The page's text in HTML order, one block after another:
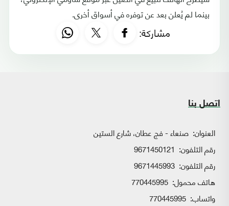
بينما لم يُعلن بعد عن توفره في أسواق أخرى.
مشاركة:
اتصل بنا
العنوان: صنعاء - فج عطان، شارع الستين
رقم التلفون: 9671450121
رقم التلفون: 9671445993
هاتف محمول: 770445995
واتساب: